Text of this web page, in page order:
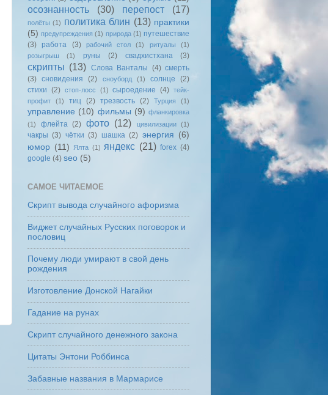
осознанность (30) перепост (17)
полёты (1) политика блин (13) практики
(5) предупреждения (1) природа (1) путешествие
(3) работа (3) рабочий стол (1) ритуалы
(1)
розыгрыш
(1) руны (2) свадхистхана (3)
скрипты (13) Слова Ванталы (4) смерть
(3) сновидения (2) сноуборд (1) солнце
(2)
стихи (2) стоп-лосс (1) сыроедение (4) тейк-
профит
(1) тиц (2) трезвость (2) Турция (1)
управление (10) фильмы (9) фланкировка
(1)
флейта (2) фото (12) цивилизации (1)
чакры (3) чётки (3) шашка (2) энергия (6)
юмор (11) Ялта (1) яндекс (21) forex (4)
google (4) seo (5)
САМОЕ ЧИТАЕМОЕ
Скрипт вывода случайного афоризма
Виджет случайных Русских поговорок и
пословиц
Почему люди умирают в свой день
рождения
Изготовление Донской Нагайки
Гадание на рунах
Скрипт случайного денежного закона
Цитаты Энтони Роббинса
Забавные названия в Мармарисе